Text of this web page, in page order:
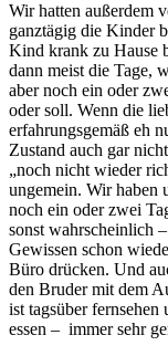
Wir hatten außerdem
ganztägig die Kinder
Kind krank zu Hause
dann meist die Tage,
aber noch ein oder
oder soll. Wenn die
erfahrungsgemäß eh
Zustand auch gar
„noch nicht wieder
ungemein. Wir haben
noch ein oder zwei
sonst wahrscheinlich
Gewissen schon
Büro drücken. Und
den Bruder mit dem
ist tagsüber
essen – immer sehr